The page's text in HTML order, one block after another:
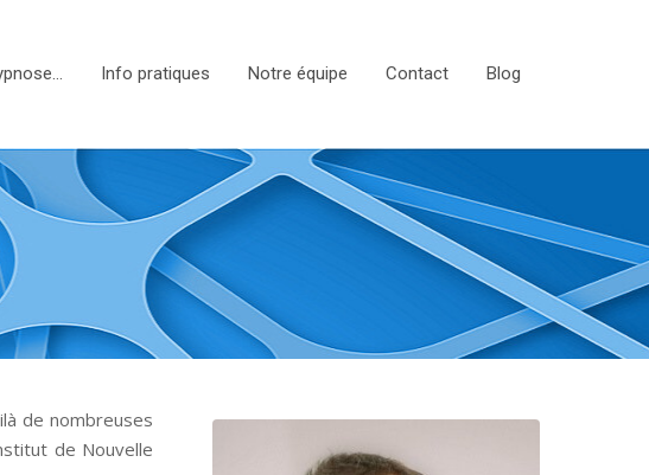
Info pratiques Notre équipe Contact Blog
de nombreuses
de Nouvelle